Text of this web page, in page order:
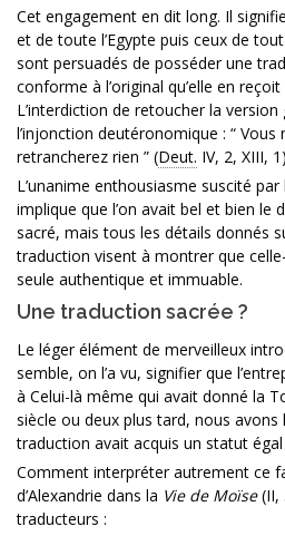
Cet engagement en dit long. Il
et de toute l’Egypte puis ceux de
sont persuadés de posséder une
conforme à l’original qu’elle en
L’interdiction de retoucher la
l’injonction deutéronomique : “ Vous
retrancherez rien ” (Deut. IV, 2, XIII,
L’unanime enthousiasme suscité
implique que l’on avait bel et bien le
sacré, mais tous les détails donnés
traduction visent à montrer que
seule authentique et immuable.
Une traduction sacrée ?
Le léger élément de merveilleux
semble, on l’a vu, signifier que
à Celui-là même qui avait donné la
siècle ou deux plus tard, nous avons
traduction avait acquis un statut
Comment interpréter autrement ce
d’Alexandrie dans la Vie de Moïse(II,
traducteurs :